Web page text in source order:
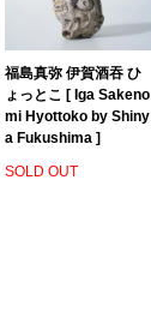
福島真弥 伊賀酒吞 ひ
ょっとこ [ Iga Sakeno
mi Hyottoko by Shiny
a Fukushima ]
SOLD OUT